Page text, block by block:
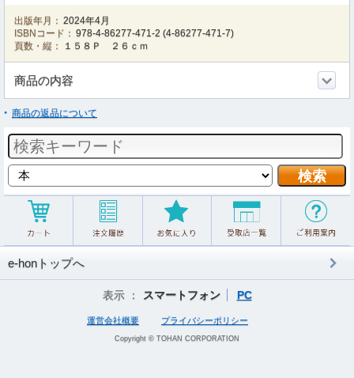
出版年月： 2024年4月
ISBNコード： 978-4-86277-471-2 (4-86277-471-7)
頁数・縦：
１５８Ｐ ２６ｃｍ
商品の内容
商品の返品について
e-honトップへ
表示 ： スマートフォン PC
運営会社概要 プライバシーポリシー
Copyright © TOHAN CORPORATION